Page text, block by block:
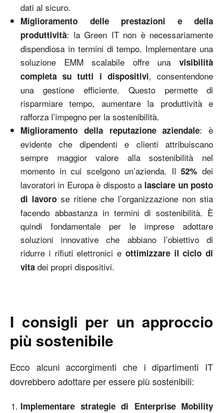
dati al sicuro.
Miglioramento delle prestazioni e della
produttività: la Green IT non è necessariamente
dispendiosa in termini di tempo. Implementare una
soluzione EMM scalabile offre una visibilità
completa su tutti i dispositivi, consentendone
una gestione efficiente. Questo permette di
risparmiare tempo, aumentare la produttività e
rafforza l’impegno per la sostenibilità.
Miglioramento della reputazione aziendale: è
evidente che dipendenti e clienti attribuiscano
sempre maggior valore alla sostenibilità nel
momento in cui scelgono un’azienda. Il52% dei
lavoratori in Europa è disposto a lasciare un posto
di lavoro se ritiene che l’organizzazione non stia
facendo abbastanza in termini di sostenibilità. È
quindi fondamentale per le imprese adottare
soluzioni innovative che abbiano l’obiettivo di
ridurre i rifiuti elettronici e ottimizzare il ciclo di
vita dei propri dispositivi.
I consigli per un approccio
più sostenibile
Ecco alcuni accorgimenti che i dipartimenti IT
dovrebbero adottare per essere più sostenibili:
Implementare strategie di Enterprise Mobility